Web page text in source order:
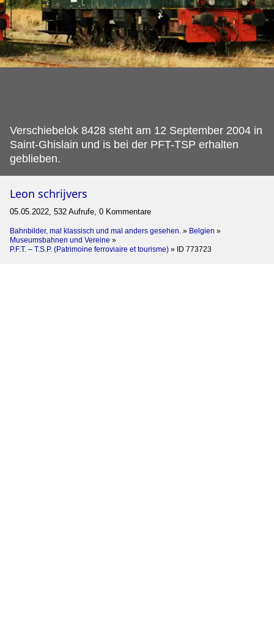
Verschiebelok 8428 steht am 12 September 2004 in
Saint-Ghislain und is bei der PFT-TSP erhalten
geblieben.
Leon schrijvers
05.05.2022, 532 Aufrufe, 0 Kommentare
Bahnbilder, mal klassisch und mal anders gesehen. » Belgien »
Museumsbahnen und Vereine »
P.F.T. – T.S.P. (Patrimoine ferroviaire et tourisme) » ID 773723